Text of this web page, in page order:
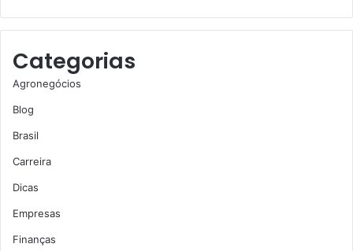
Categorias
Agronegócios
Blog
Brasil
Carreira
Dicas
Empresas
Finanças